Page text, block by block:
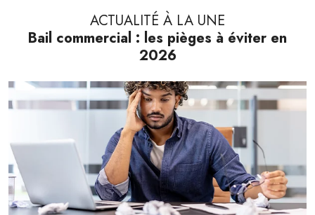
ACTUALITÉ À LA UNE
Bail commercial : les pièges à éviter en
2026